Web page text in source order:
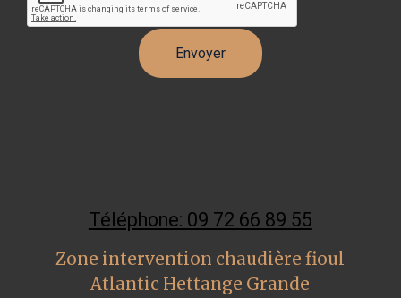
Téléphone: 09 72 66 89 55
Zone intervention chaudière fioul
Atlantic Hettange Grande